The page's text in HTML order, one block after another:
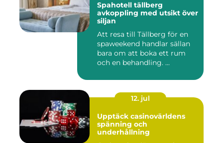
Spahotell tällberg
avkoppling med utsikt över
siljan
Att resa till Tällberg för en
spaweekend handlar sällan
bara om att boka ett rum
och en behandling. ...
12. jul
Upptäck casinovärldens
spänning och
underhållning